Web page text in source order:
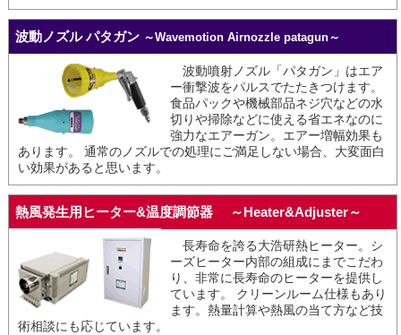
波動ノズル パタガン ～Wavemotion Airnozzle patagun～
波動噴射ノズル「パタガン」はエア
ー衝撃波をパルスでたたきつけます。
食品パックや機械部品ネジ穴などの水
切りや掃除などに使える省エネなのに
強力なエアーガン。エアー増幅効果も
あります。 通常のノズルでの処理にご満足しない場合、大変面白
い効果があると思います。
熱風発生用ヒーター&温度調節器 ～Heater&Adjuster～
長寿命を誇る大浩研熱ヒーター。シ
ーズヒーター内部の組成にまでこだわ
り、非常に長寿命のヒーターを提供し
ています。 クリーンルーム仕様もあり
ます。熱量計算や熱風の当て方など技
術相談にも応じています。